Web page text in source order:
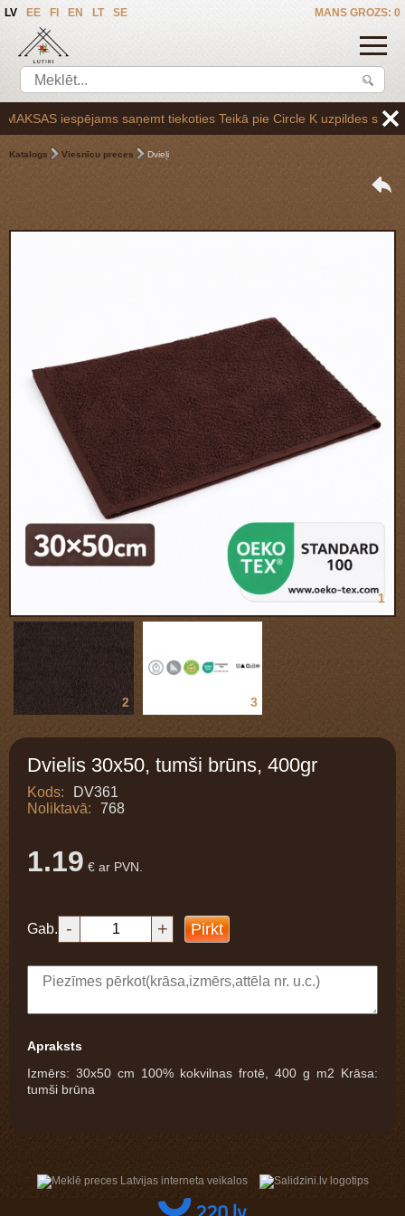
MANS GROZS: 0
LV EE FI EN LT SE
iespējams saņemt tiekoties Teikā pie Circle K uzpildes
Katalogs Viesnīcu preces Dvieļi
1
2 3
Dvielis 30x50, tumši brūns, 400gr
Kods:
DV361
Noliktavā:
768
1.19 € ar PVN.
Gab. - + Pirkt
Apraksts
Izmērs: 30x50 cm 100% kokvilnas frotē, 400 g m2 Krāsa:
tumši brūna